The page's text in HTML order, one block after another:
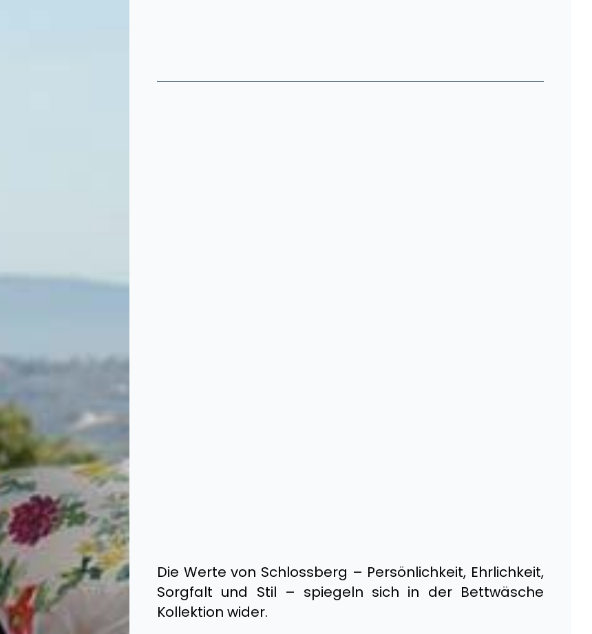
Die Werte von Schlossberg – Persönlichkeit, Ehrlichkeit,
Sorgfalt und Stil – spiegeln sich in der Bettwäsche
Kollektion wider.